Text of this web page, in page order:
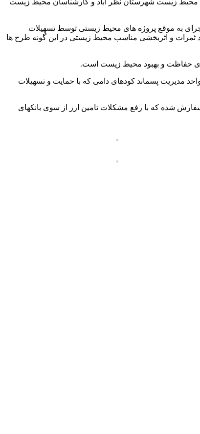
به موقع پروژه های محیط زیستی توسط تسهیلات
ثمرات و اثربخشی مناسب محیط زیستی در این گونه طرح ها
حفاظت و بهبود محیط زیست است.
در مرحله بهره برداری بودند و همچنین واحد مدیریت پسماند کودهای دامی که با حمایت و تسهیلات
شده که با رفع مشکلات تامین ارز از سوی بانکهای